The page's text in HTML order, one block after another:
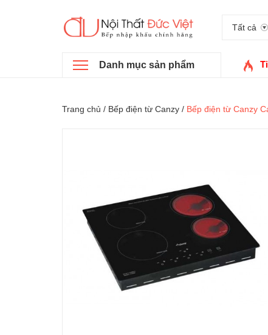
Tất cả
Danh mục sản phẩm
Trang chủ / Bếp điện từ Canzy / Bếp điện từ Canzy